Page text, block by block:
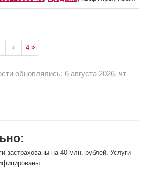
4
обновлялись: 6 августа 2026, чт –
застрахованы на 40 млн. рублей. Услуги